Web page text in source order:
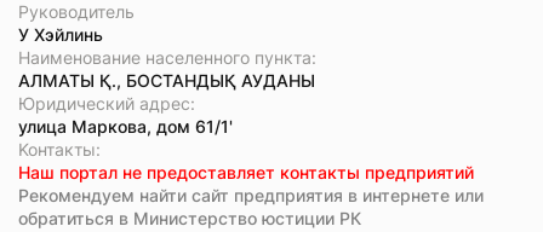
Руководитель
У Хэйлинь
Наименование населенного пункта:
АЛМАТЫ Қ., БОСТАНДЫҚ АУДАНЫ
Юридический адрес:
улица Маркова, дом 61/1'
Koнтaкты:
Наш портал не предоставляет контакты предприятий
Рекомендуем найти сайт предприятия в интернете или
обратиться в Министерство юстиции РК